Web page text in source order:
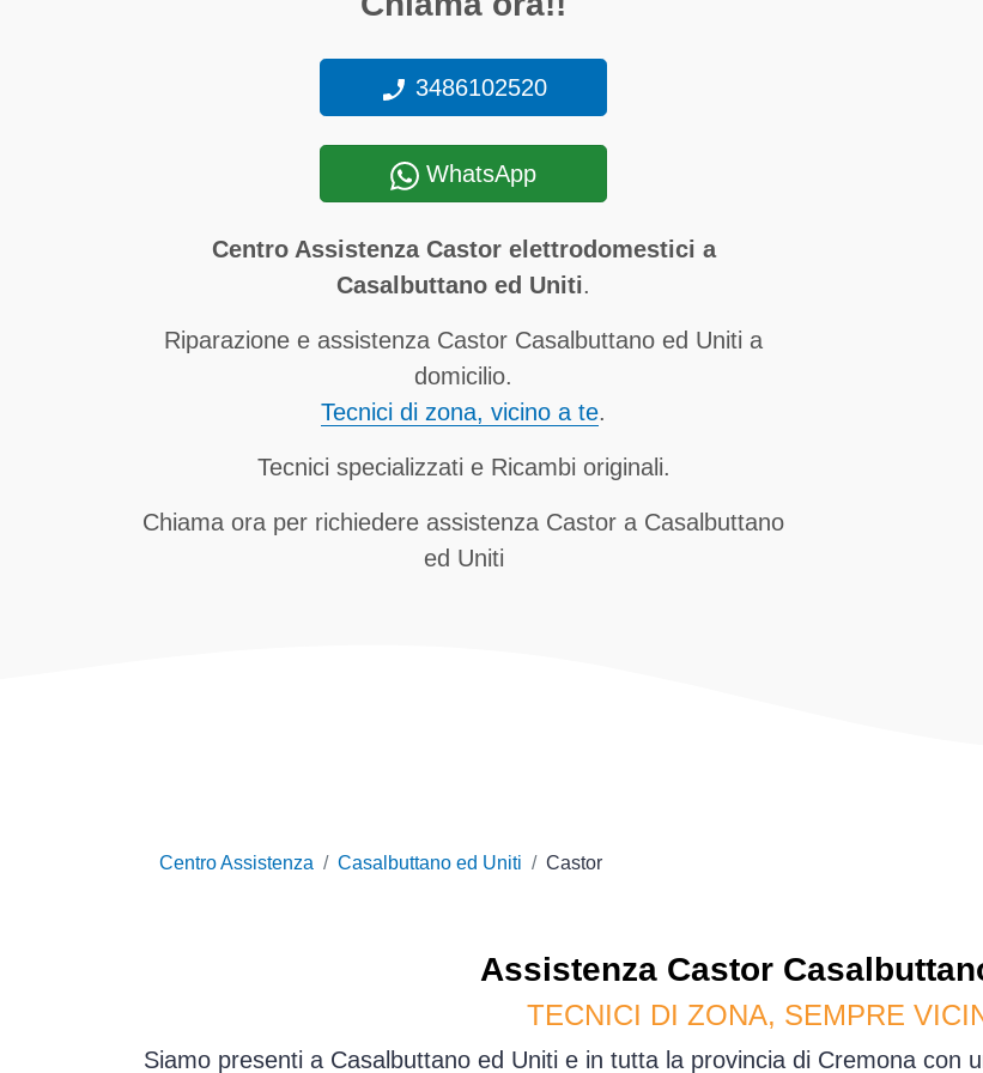
3486102520
WhatsApp
Centro Assistenza Castor elettrodomestici a
Casalbuttano ed Uniti.
Riparazione e assistenza Castor Casalbuttano ed Uniti a
domicilio.
Tecnici di zona, vicino a te.
Tecnici specializzati e Ricambi originali.
Chiama ora per richiedere assistenza Castor a Casalbuttano
ed Uniti
Centro Assistenza Casalbuttano ed Uniti Castor
Assistenza Castor
TECNICI DI ZONA, SEMPRE
Siamo presenti a Casalbuttano ed Uniti e in tutta la provincia di Cremona con